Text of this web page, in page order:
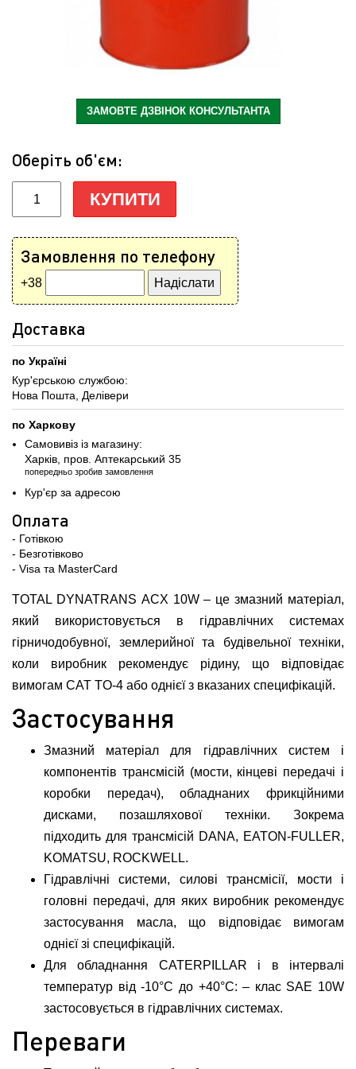
ЗАМОВТЕ ДЗВІНОК КОНСУЛЬТАНТА
Оберіть об'єм:
КУПИТИ
Замовлення по телефону
+38
Доставка
по Україні
Кур'єрською службою:
Нова Пошта, Делівери
по Харкову
Самовивіз із магазину:
Харків, пров. Аптекарський 35
попередньо зробив замовлення
Кур'єр за адресою
Оплата
- Готівкою
- Безготівково
- Visa та MasterCard
TOTAL DYNATRANS ACX 10W – це змазний матеріал,
який використовується в гідравлічних системах
гірничодобувної, землерийної та будівельної техніки,
коли виробник рекомендує рідину, що відповідає
вимогам CAT TO-4 або однієї з вказаних специфікацій.
Застосування
Змазний матеріал для гідравлічних систем і
компонентів трансмісій (мости, кінцеві передачі і
коробки передач), обладнаних фрикційними
дисками, позашляхової техніки. Зокрема
підходить для трансмісій DANA, EATON-FULLER,
KOMATSU, ROCKWELL.
Гідравлічні системи, силові трансмісії, мости і
головні передачі, для яких виробник рекомендує
застосування масла, що відповідає вимогам
однієї зі специфікацій.
Для обладнання CATERPILLAR і в інтервалі
температур від -10°C до +40°C: – клас SAE 10W
застосовується в гідравлічних системах.
Переваги